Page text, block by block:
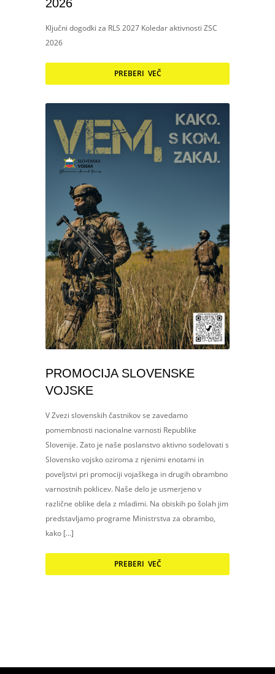
2026
Ključni dogodki za RLS 2027 Koledar aktivnosti ZSC
2026
PREBERI VEČ
PROMOCIJA SLOVENSKE
VOJSKE
V Zvezi slovenskih častnikov se zavedamo
pomembnosti nacionalne varnosti Republike
Slovenije. Zato je naše poslanstvo aktivno sodelovati s
Slovensko vojsko oziroma z njenimi enotami in
poveljstvi pri promociji vojaškega in drugih obrambno
varnostnih poklicev. Naše delo je usmerjeno v
različne oblike dela z mladimi. Na obiskih po šolah jim
predstavljamo programe Ministrstva za obrambo,
kako […]
PREBERI VEČ